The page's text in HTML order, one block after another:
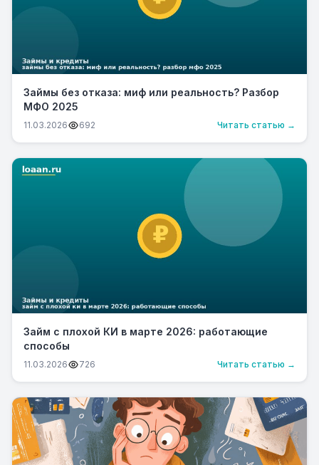
Займы без отказа: миф или реальность? Разбор
МФО 2025
11.03.2026 692 Читать статью →
Займ с плохой КИ в марте 2026: работающие
способы
11.03.2026 726 Читать статью →